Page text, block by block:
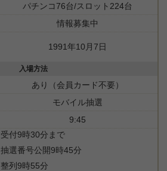
パチンコ76台/スロット224台
情報募集中
1991年10月7日
入場方法
あり（会員カード不要）
モバイル抽選
9:45
受付9時30分まで
抽選番号公開9時45分
整列9時55分